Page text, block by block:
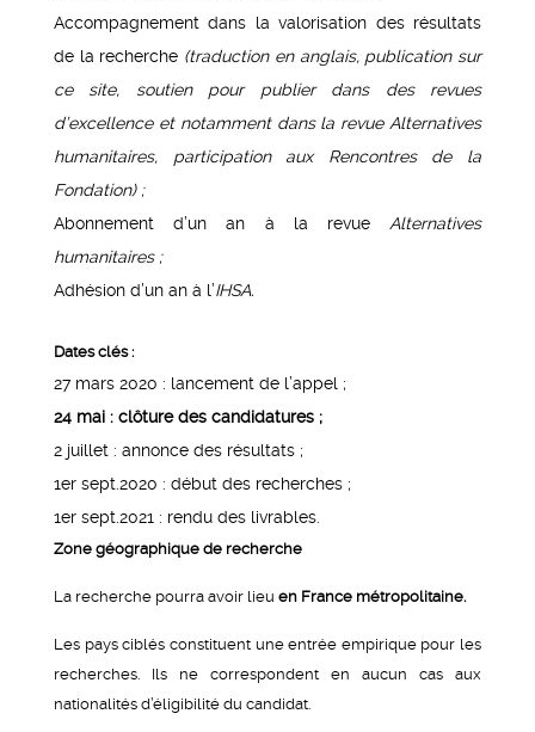
Accompagnement dans la valorisation des résultats
de la recherche (traduction en anglais, publication sur
ce site, soutien pour publier dans des revues
d’excellence et notamment dans la revue Alternatives
humanitaires, participation aux Rencontres de la
Fondation) ;
Abonnement d’un an à la revue Alternatives
humanitaires ;
Adhésion d’un an à l’IHSA.
Dates clés :
27 mars 2020 : lancement de l’appel ;
24 mai : clôture des candidatures ;
2 juillet : annonce des résultats ;
1er sept.2020 : début des recherches ;
1er sept.2021 : rendu des livrables.
Zone géographique de recherche
La recherche pourra avoir lieu en France métropolitaine.
Les pays ciblés constituent une entrée empirique pour les
recherches. Ils ne correspondent en aucun cas aux
nationalités d’éligibilité du candidat.